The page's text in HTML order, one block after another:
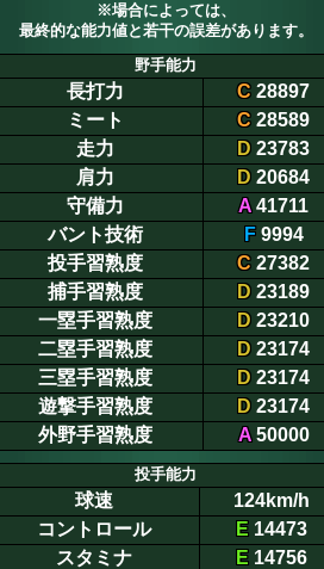
※場合によっては、
最終的な能力値と若干の誤差があります。
野手能力
長打力 C 28897
ミート
C 28589
走力
D 23783
肩力
D 20684
守備力
A41711
バント技術
F9994
投手習熟度
C 27382
捕手習熟度
D 23189
一塁手習熟度
D 23210
二塁手習熟度
D 23174
三塁手習熟度
D 23174
遊撃手習熟度
D 23174
外野手習熟度
A50000
投手能力
球速
124km/h
コントロール
E 14473
スタミナ
E 14756